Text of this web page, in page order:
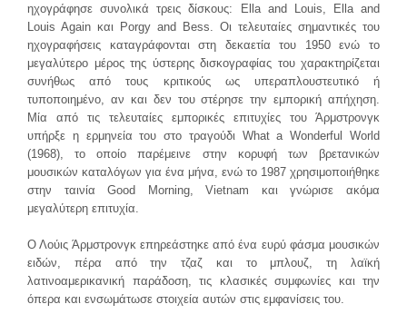
ηχογράφησε συνολικά τρεις δίσκους: Ella and Louis, Ella and
Louis Again και Porgy and Bess. Οι τελευταίες σημαντικές του
ηχογραφήσεις καταγράφονται στη δεκαετία του 1950 ενώ το
μεγαλύτερο μέρος της ύστερης δισκογραφίας του χαρακτηρίζεται
συνήθως από τους κριτικούς ως υπεραπλουστευτικό ή
τυποποιημένο, αν και δεν του στέρησε την εμπορική απήχηση.
Μία από τις τελευταίες εμπορικές επιτυχίες του Άρμστρονγκ
υπήρξε η ερμηνεία του στο τραγούδι What a Wonderful World
(1968), το οποίο παρέμεινε στην κορυφή των βρετανικών
μουσικών καταλόγων για ένα μήνα, ενώ το 1987 χρησιμοποιήθηκε
στην ταινία Good Morning, Vietnam και γνώρισε ακόμα
μεγαλύτερη επιτυχία.
Ο Λούις Άρμστρονγκ επηρεάστηκε από ένα ευρύ φάσμα μουσικών
ειδών, πέρα από την τζαζ και το μπλουζ, τη λαϊκή
λατινοαμερικανική παράδοση, τις κλασικές συμφωνίες και την
όπερα και ενσωμάτωσε στοιχεία αυτών στις εμφανίσεις του.